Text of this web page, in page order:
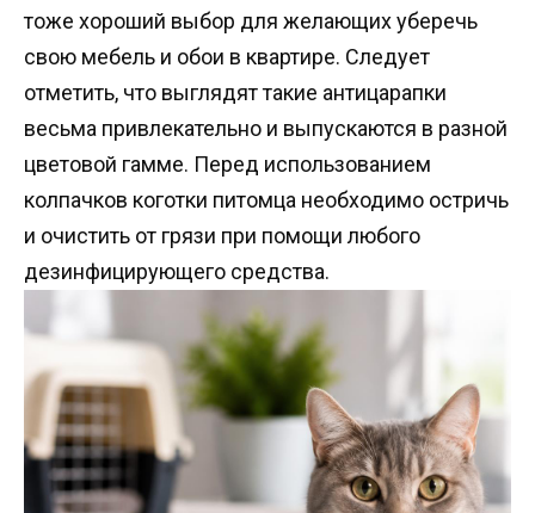
тоже хороший выбор для желающих уберечь
свою мебель и обои в квартире. Следует
отметить, что выглядят такие антицарапки
весьма привлекательно и выпускаются в разной
цветовой гамме. Перед использованием
колпачков коготки питомца необходимо остричь
и очистить от грязи при помощи любого
дезинфицирующего средства.